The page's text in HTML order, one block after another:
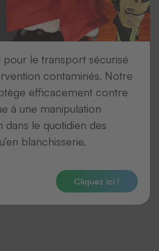
le transport sécurisé
contaminés. Notre
efficacement contre
à une manipulation
dans le quotidien des
blanchisserie.
Cliquez ici !